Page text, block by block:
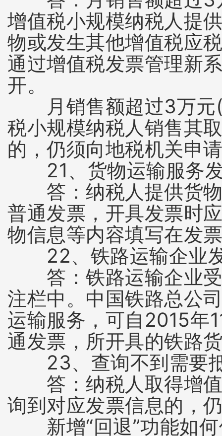
增值税小规模纳税人提
物或发生其他增值税应
通过增值税发票管理新
开。
月销售额超过3万元(
税小规模纳税人销售其
的，仍须向地税机关申
21、货物运输服务发
答：纳税人提供货物
普通发票，开具发票时
物信息等内容填写在发
22、铁路运输企业发
答：铁路运输企业受
注栏中。中国铁路总公
运输服务，可自2015年
通发票，所开具的铁路
23、查询不到需要
答：纳税人取得增值
询到对应发票信息的，
新增“回退”功能如何